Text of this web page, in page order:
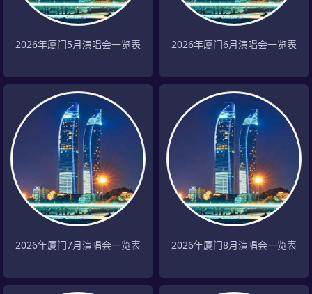
2026年厦门5月演唱会一览表 2026年厦门6月演唱会一览表
2026年厦门7月演唱会一览表 2026年厦门8月演唱会一览表